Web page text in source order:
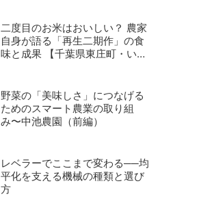
二度目のお米はおいしい？ 農家
自身が語る「再生二期作」の食
味と成果 【千葉県東庄町・いな
野菜の「美味しさ」につなげる
ためのスマート農業の取り組
み〜中池農園（前編）
レベラーでここまで変わる──均
平化を支える機械の種類と選び
方